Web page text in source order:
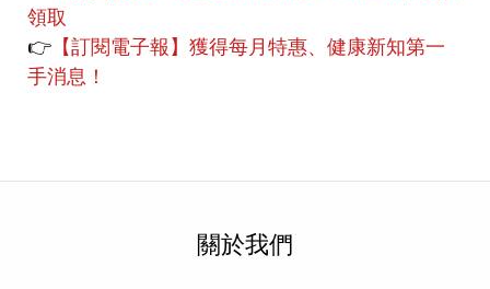
領取
👉 【訂閱電子報】獲得每月特惠、健康新知第一
手消息！
關於我們